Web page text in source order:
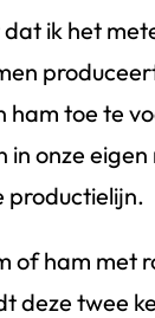
ik het
toe te
onze eigen
productielijn.
of ham met
deze twee